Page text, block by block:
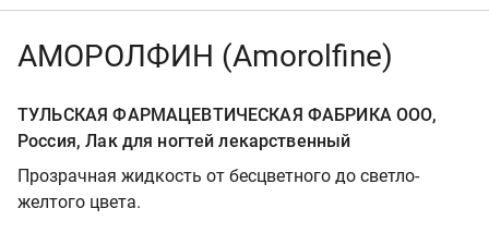
АМОРОЛФИН (Amorolfine)
ТУЛЬСКАЯ ФАРМАЦЕВТИЧЕСКАЯ ФАБРИКА ООО,
Россия, Лак для ногтей лекарственный
Прозрачная жидкость от бесцветного до светло-
желтого цвета.